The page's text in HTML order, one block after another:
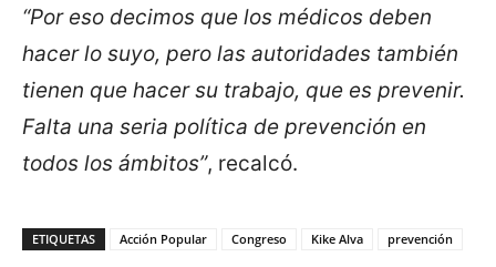
“Por eso decimos que los médicos deben
hacer lo suyo, pero las autoridades también
tienen que hacer su trabajo, que es prevenir.
Falta una seria política de prevención en
todos los ámbitos”, recalcó.
ETIQUETAS Acción Popular Congreso Kike Alva prevención